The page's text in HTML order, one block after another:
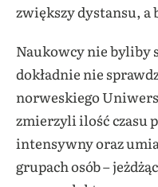
zwiększy dystansu, a
Naukowcy nie byliby
dokładnie nie
norweskiego
zmierzyli ilość czasu
intensywny oraz
grupach osób –